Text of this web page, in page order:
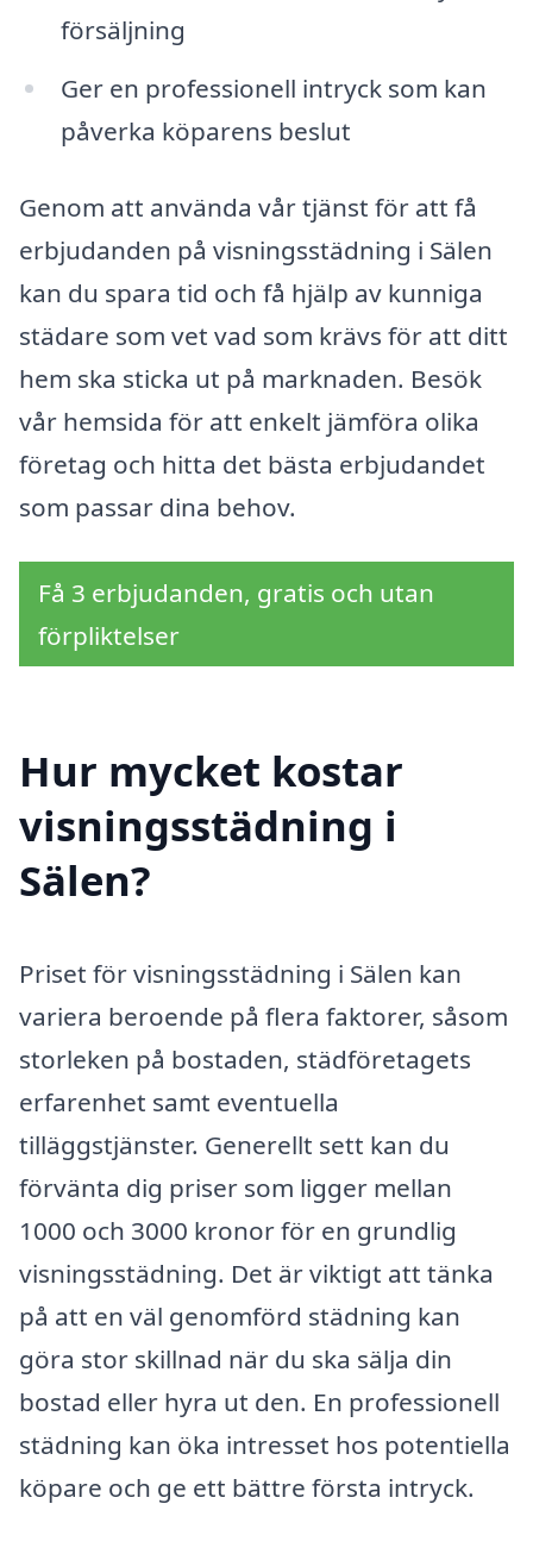
försäljning
Ger en professionell intryck som kan
påverka köparens beslut
Genom att använda vår tjänst för att få
erbjudanden på visningsstädning i Sälen
kan du spara tid och få hjälp av kunniga
städare som vet vad som krävs för att ditt
hem ska sticka ut på marknaden. Besök
vår hemsida för att enkelt jämföra olika
företag och hitta det bästa erbjudandet
som passar dina behov.
Få 3 erbjudanden, gratis och utan
förpliktelser
Hur mycket kostar
visningsstädning i
Sälen?
Priset för visningsstädning i Sälen kan
variera beroende på flera faktorer, såsom
storleken på bostaden, städföretagets
erfarenhet samt eventuella
tilläggstjänster. Generellt sett kan du
förvänta dig priser som ligger mellan
1000 och 3000 kronor för en grundlig
visningsstädning. Det är viktigt att tänka
på att en väl genomförd städning kan
göra stor skillnad när du ska sälja din
bostad eller hyra ut den. En professionell
städning kan öka intresset hos potentiella
köpare och ge ett bättre första intryck.